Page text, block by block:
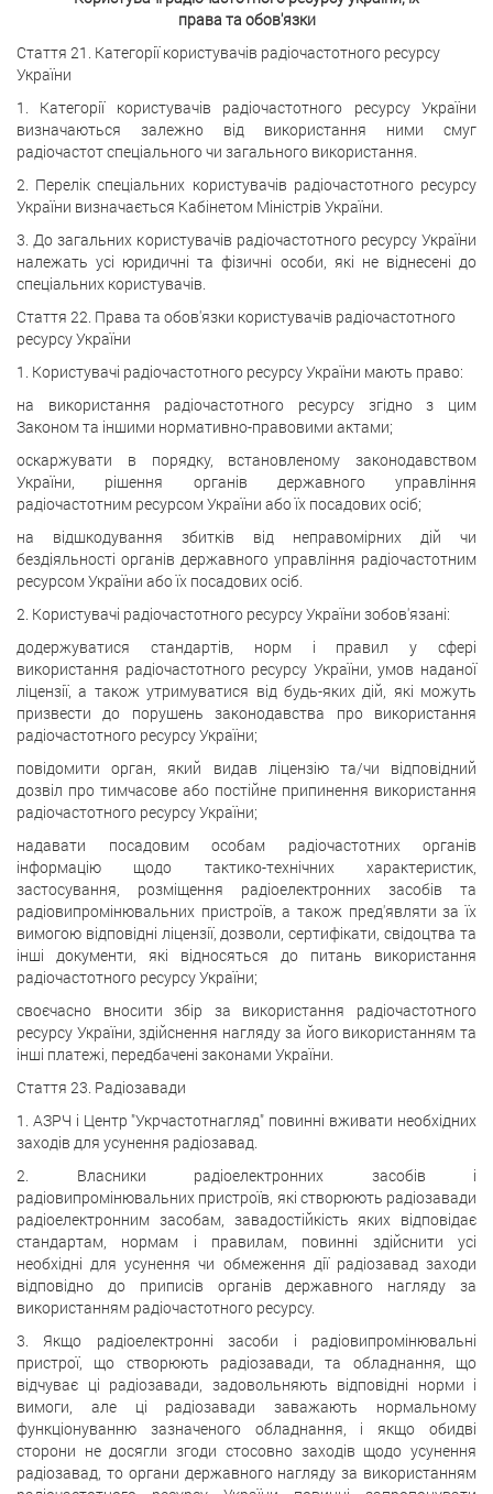
права та обов'язки
Стаття 21. Категорії користувачів радіочастотного ресурсу
України
1. Категорії користувачів радіочастотного ресурсу України
визначаються залежно від використання ними смуг
радіочастот спеціального чи загального використання.
2. Перелік спеціальних користувачів радіочастотного ресурсу
України визначається Кабінетом Міністрів України.
3. До загальних користувачів радіочастотного ресурсу України
належать усі юридичні та фізичні особи, які не віднесені до
спеціальних користувачів.
Стаття 22. Права та обов'язки користувачів радіочастотного
ресурсу України
1. Користувачі радіочастотного ресурсу України мають право:
на використання радіочастотного ресурсу згідно з цим
Законом та іншими нормативно-правовими актами;
оскаржувати в порядку, встановленому законодавством
України, рішення органів державного управління
радіочастотним ресурсом України або їх посадових осіб;
на відшкодування збитків від неправомірних дій чи
бездіяльності органів державного управління радіочастотним
ресурсом України або їх посадових осіб.
2. Користувачі радіочастотного ресурсу України зобов'язані:
додержуватися стандартів, норм і правил у сфері
використання радіочастотного ресурсу України, умов наданої
ліцензії, а також утримуватися від будь-яких дій, які можуть
призвести до порушень законодавства про використання
радіочастотного ресурсу України;
повідомити орган, який видав ліцензію та/чи відповідний
дозвіл про тимчасове або постійне припинення використання
радіочастотного ресурсу України;
надавати посадовим особам радіочастотних органів
інформацію щодо тактико-технічних характеристик,
застосування, розміщення радіоелектронних засобів та
радіовипромінювальних пристроїв, а також пред'являти за їх
вимогою відповідні ліцензії, дозволи, сертифікати, свідоцтва та
інші документи, які відносяться до питань використання
радіочастотного ресурсу України;
своєчасно вносити збір за використання радіочастотного
ресурсу України, здійснення нагляду за його використанням та
інші платежі, передбачені законами України.
Стаття 23. Радіозавади
1. АЗРЧ і Центр "Укрчастотнагляд" повинні вживати необхідних
заходів для усунення радіозавад.
2. Власники радіоелектронних засобів і
радіовипромінювальних пристроїв, які створюють радіозавади
радіоелектронним засобам, завадостійкість яких відповідає
стандартам, нормам і правилам, повинні здійснити усі
необхідні для усунення чи обмеження дії радіозавад заходи
відповідно до приписів органів державного нагляду за
використанням радіочастотного ресурсу.
3. Якщо радіоелектронні засоби і радіовипромінювальні
пристрої, що створюють радіозавади, та обладнання, що
відчуває ці радіозавади, задовольняють відповідні норми і
вимоги, але ці радіозавади заважають нормальному
функціонуванню зазначеного обладнання, і якщо обидві
сторони не досягли згоди стосовно заходів щодо усунення
радіозавад, то органи державного нагляду за використанням